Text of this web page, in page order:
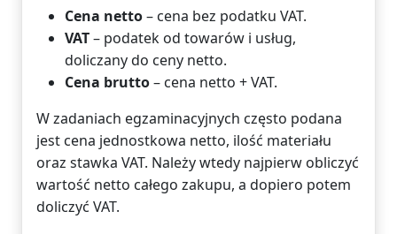
Cena netto– cena bez podatku VAT.
VAT– podatek od towarów i usług,
doliczany do ceny netto.
Cena brutto– cena netto + VAT.
W zadaniach egzaminacyjnych często podana
jest cena jednostkowa netto, ilość materiału
oraz stawka VAT. Należy wtedy najpierw obliczyć
wartość netto całego zakupu, a dopiero potem
doliczyć VAT.